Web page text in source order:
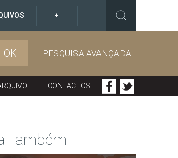
+
OK PESQUISA AVANÇADA
CONTACTOS
Também